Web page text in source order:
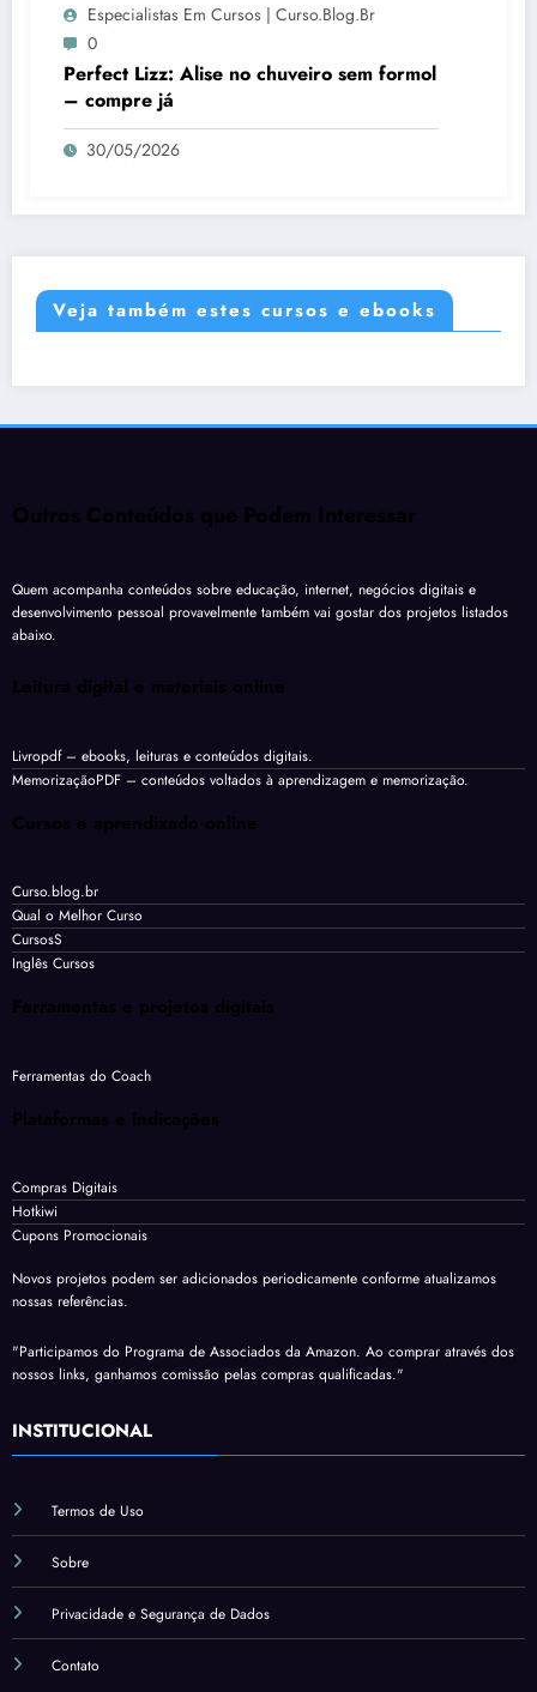
Especialistas Em Cursos | Curso.blog.br
0
Perfect Lizz: Alise no chuveiro sem formol
– compre já
30/05/2026
Veja também estes cursos e ebooks
Outros Conteúdos que Podem Interessar
Quem acompanha conteúdos sobre educação, internet, negócios digitais e
desenvolvimento pessoal provavelmente também vai gostar dos projetos listados
abaixo.
Leitura digital e materiais online
Livropdf– ebooks, leituras e conteúdos digitais.
MemorizaçãoPDF – conteúdos voltados à aprendizagem e memorização.
Cursos e aprendizado online
Curso.blog.br
Qual o Melhor Curso
CursosS
Inglês Cursos
Ferramentas e projetos digitais
Ferramentas do Coach
Plataformas e indicações
Compras Digitais
Hotkiwi
Cupons Promocionais
Novos projetos podem ser adicionados periodicamente conforme atualizamos
nossas referências.
"Participamos do Programa de Associados da Amazon. Ao comprar através dos
nossos links, ganhamos comissão pelas compras qualificadas."
INSTITUCIONAL
Termos de Uso
Sobre
Privacidade e Segurança de Dados
Contato